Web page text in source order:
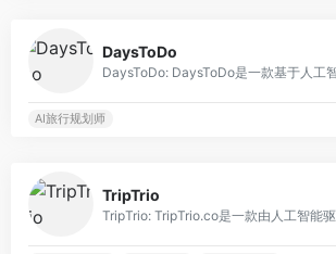
DaysToDo
AI旅行规划师
TripTrio